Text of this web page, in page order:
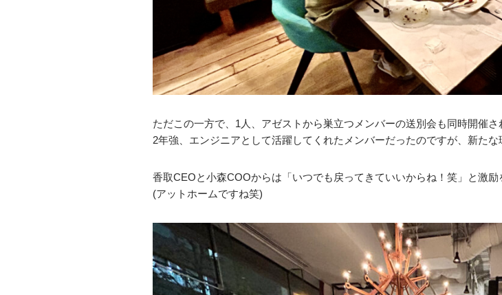
ただこの一方で、1人、アゼストから巣立つメンバーの送別会も同時開催さ
2年強、エンジニアとして活躍してくれたメンバーだったのですが、新た
香取CEOと小森COOからは「いつでも戻ってきていいからね！笑」と激励
(アットホームですね笑)